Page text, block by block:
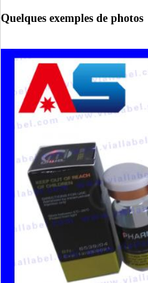
Quelques exemples de photos